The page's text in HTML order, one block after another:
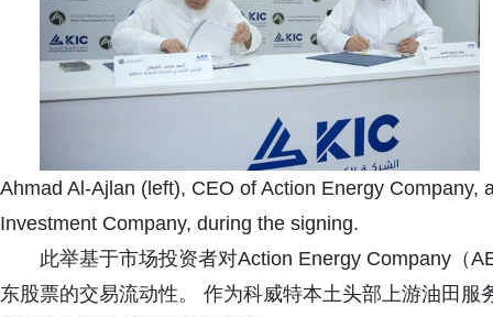
Ahmad Al-Ajlan (left), CEO of Action Energy Company,
Investment Company, during the signing.
此举基于市场投资者对Action Energy Company（
东股票的交易流动性。 作为科威特本土头部上游油田